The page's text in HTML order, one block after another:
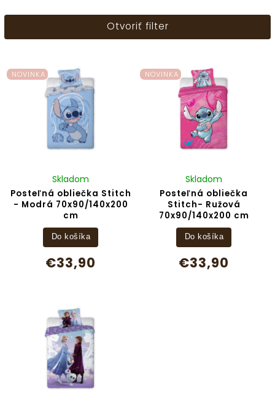
Najlacnejšie
Abecedne
Otvoriť filter
NOVINKA
Posteľná obliečka Stitch
- Modrá 70x90/140x200
cm
Skladom
€33,90
Do košíka
NOVINKA
Posteľná obliečka
Stitch- Ružová
70x90/140x200 cm
Skladom
€33,90
Do košíka